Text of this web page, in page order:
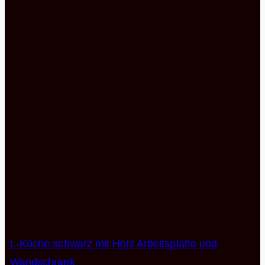
L-Küche schwarz mit Holz Arbeitsplatte und
Wandschrank